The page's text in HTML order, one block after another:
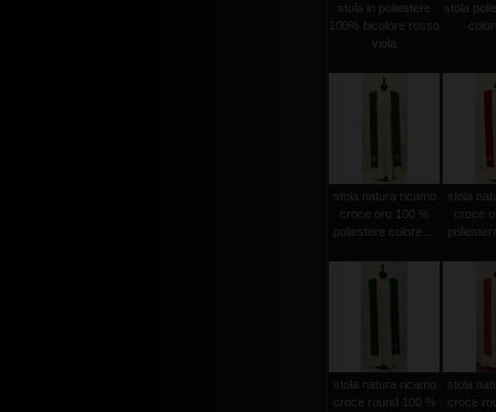
stola in poliestere
100% bicolore rosso
viola
stola
stola natura ricamo
croce oro 100 %
poliestere colore ...
stola
croce
stola natura ricamo
croce round 100 %
stola
croce